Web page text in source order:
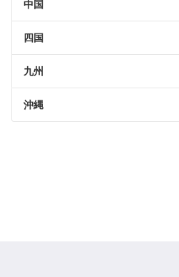
中国
四国
九州
沖縄